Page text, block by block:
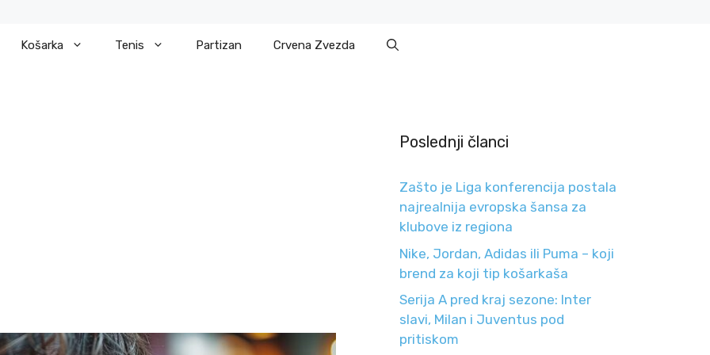
Košarka Tenis Partizan Crvena Zvezda
Poslednji članci
Zašto je Liga konferencija postala
najrealnija evropska šansa za
klubove iz regiona
Nike, Jordan, Adidas ili Puma – koji
brend za koji tip košarkaša
Serija A pred kraj sezone: Inter
slavi, Milan i Juventus pod
pritiskom